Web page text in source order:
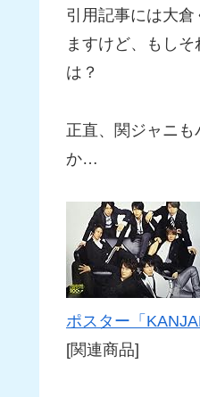
引用記事には大
ますけど、もし
は？
正直、関ジャニ
か…
ポスター「
[関連商品]